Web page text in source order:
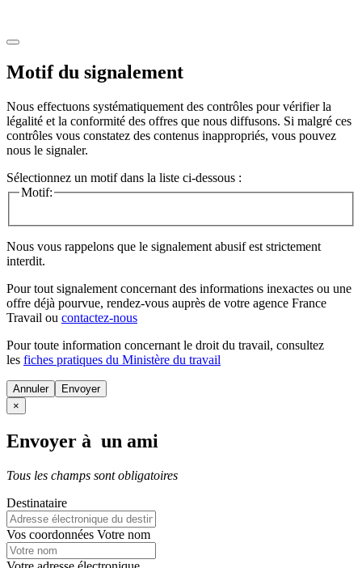
Motif du signalement
Nous effectuons systématiquement des contrôles pour vérifier la
légalité et la conformité des offres que nous diffusons. Si malgré ces
contrôles vous constatez des contenus inappropriés, vous pouvez
nous le signaler.
Sélectionnez un motif dans la liste ci-dessous :
Motif:
Nous vous rappelons que le signalement abusif est strictement
interdit.
Pour tout signalement concernant des informations inexactes ou une
offre déjà pourvue, rendez-vous auprès de votre agence France
Travail ou contactez-nous
Pour toute information concernant le droit du travail, consultez
les fiches pratiques du Ministère du travail
Annuler
×
Envoyer à un ami
Tous les champs sont obligatoires
Destinataire
Vos coordonnées Votre nom